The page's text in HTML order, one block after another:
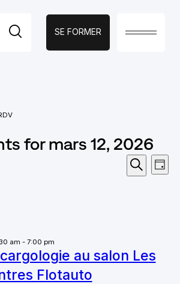
SE FORMER
for mars 12, 2026
vues
Recherche
Jour
au salon Les
Flotauto
am - 7:00 pm